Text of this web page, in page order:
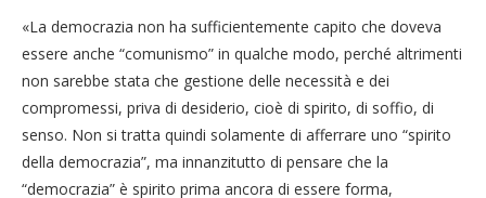
«La democrazia non ha sufficientemente capito che doveva
essere anche “comunismo” in qualche modo, perché altrimenti
non sarebbe stata che gestione delle necessità e dei
compromessi, priva di desiderio, cioè di spirito, di soffio, di
senso. Non si tratta quindi solamente di afferrare uno “spirito
della democrazia”, ma innanzitutto di pensare che la
“democrazia” è spirito prima ancora di essere forma,